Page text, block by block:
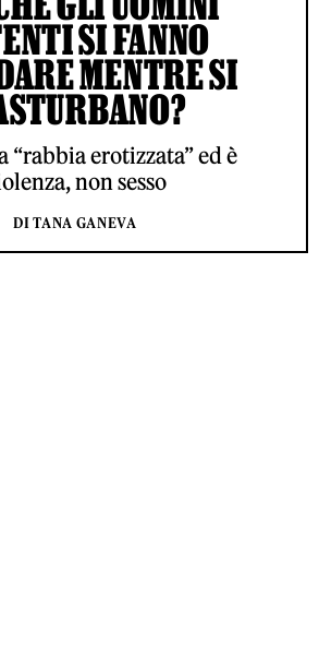
SI FANNO
MENTRE SI
“rabbia erotizzata” ed è
non sesso
DI TANA GANEVA